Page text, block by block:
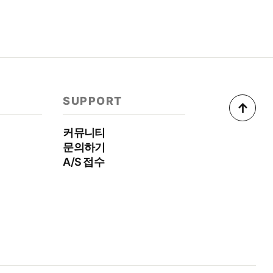
SUPPORT
커뮤니티
문의하기
A/S 접수
↑